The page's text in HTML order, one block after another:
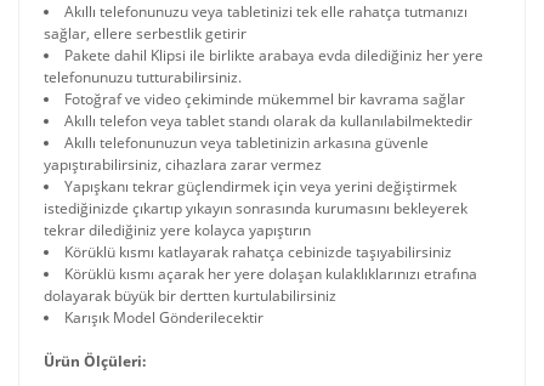
Akıllı telefonunuzu veya tabletinizi tek elle rahatça tutmanızı
sağlar, ellere serbestlik getirir
Pakete dahil Klipsi ile birlikte arabaya evda dilediğiniz her yere
telefonunuzu tutturabilirsiniz.
Fotoğraf ve video çekiminde mükemmel bir kavrama sağlar
Akıllı telefon veya tablet standı olarak da kullanılabilmektedir
Akıllı telefonunuzun veya tabletinizin arkasına güvenle
yapıştırabilirsiniz, cihazlara zarar vermez
Yapışkanı tekrar güçlendirmek için veya yerini değiştirmek
istediğinizde çıkartıp yıkayın sonrasında kurumasını bekleyerek
tekrar dilediğiniz yere kolayca yapıştırın
Körüklü kısmı katlayarak rahatça cebinizde taşıyabilirsiniz
Körüklü kısmı açarak her yere dolaşan kulaklıklarınızı etrafına
dolayarak büyük bir dertten kurtulabilirsiniz
Karışık Model Gönderilecektir
Ürün Ölçüleri: